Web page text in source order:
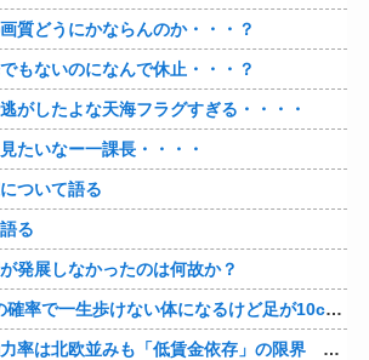
質どうにかならんのか・・・？
もないのになんで休止・・・？
がしたよな天海フラグすぎる・・・・
たいなー一課長・・・・
ついて語る
る
発展しなかったのは何故か？
骨延長手術「0.2％の確率で一生歩けない体になるけど足が10cm伸びます」←コスパ良すぎるだろ
【経済】女性の労働力率は北欧並みも「低賃金依存」の限界 団塊世代の完全引退で、企業が迫られる“最後の選択”